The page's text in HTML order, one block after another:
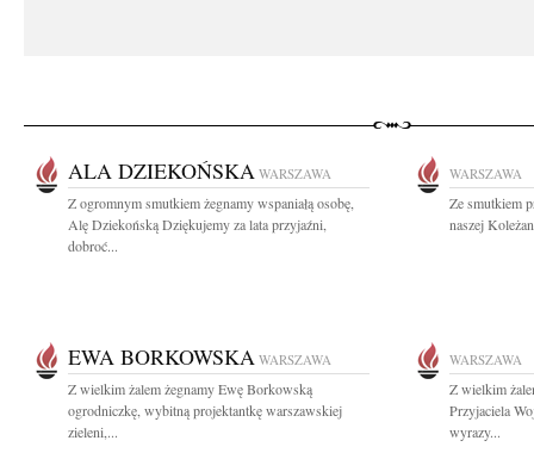
ALA DZIEKOŃSKA WARSZAWA
Z ogromnym smutkiem żegnamy wspaniałą osobę,
Alę Dziekońską Dziękujemy za lata przyjaźni,
dobroć...
WARSZAWA
Ze smutkiem
naszej
EWA BORKOWSKA WARSZAWA
Z wielkim żalem żegnamy Ewę Borkowską
ogrodniczkę, wybitną projektantkę warszawskiej
zieleni,...
WARSZAWA
Z wielkim
Przyjaciela
wyrazy...